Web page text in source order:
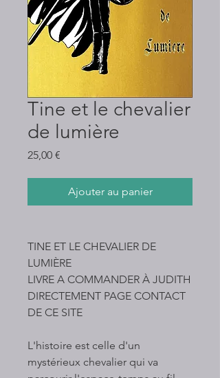
Tine et le chevalier
de lumière
25,00 €
Ajouter au panier
TINE ET LE CHEVALIER DE
LUMIÈRE
LIVRE A COMMANDER À JUDITH
DIRECTEMENT PAGE CONTACT
DE CE SITE
L'histoire est celle d'un
mystérieux chevalier qui va